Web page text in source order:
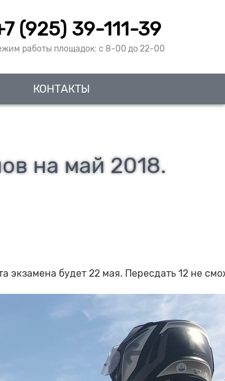
(925) 39-111-39
работы площадок: c 8-00 до 22-00
КОНТАКТЫ
на май 2018.
будет 22 мая. Пересдать 12 не